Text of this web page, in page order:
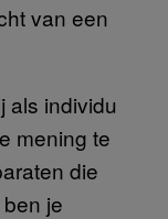
van een
als individu
mening te
die
je